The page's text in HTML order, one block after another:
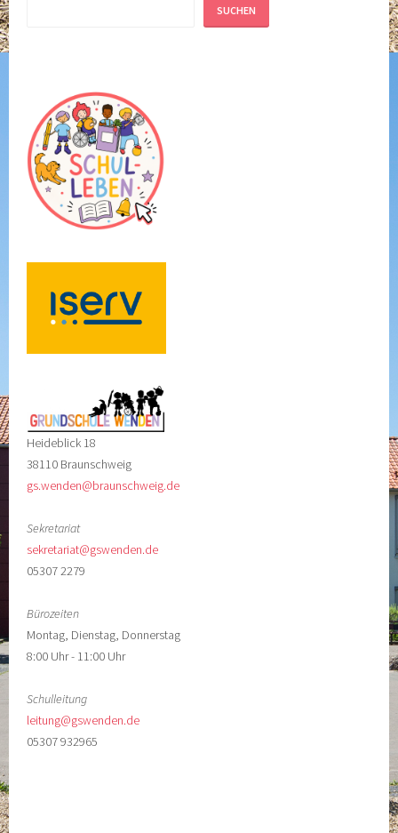
SUCHEN
Heideblick 18
38110 Braunschweig
gs.wenden@braunschweig.de
Sekretariat
sekretariat@gswenden.de
05307 2279
Bürozeiten
Montag, Dienstag, Donnerstag
8:00 Uhr - 11:00 Uhr
Schulleitung
leitung@gswenden.de
05307 932965